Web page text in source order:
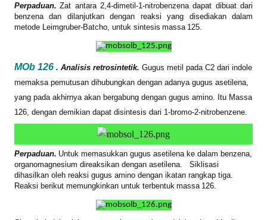
Perpaduan. Zat antara 2,4-dimetil-1-nitrobenzena dapat dibuat dari
benzena dan dilanjutkan dengan reaksi yang disediakan dalam
metode Leimgruber-Batcho, untuk sintesis massa 125.
MOb 126 . Analisis retrosintetik. Gugus metil pada C2 dari indole
memaksa pemutusan dihubungkan dengan adanya gugus asetilena,
yang pada akhirnya akan bergabung dengan gugus amino.
Itu Massa
126, dengan demikian dapat disintesis dari 1-bromo-2-nitrobenzene.
Perpaduan. Untuk memasukkan gugus asetilena ke dalam benzena,
organomagnesium direaksikan dengan asetilena.
Siklisasi
dihasilkan oleh reaksi gugus amino dengan ikatan rangkap tiga.
Reaksi berikut memungkinkan untuk terbentuk massa 126.